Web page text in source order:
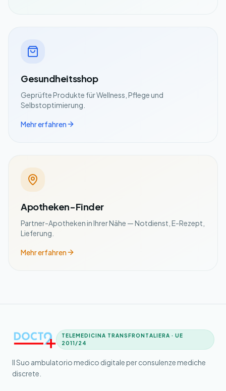
Gesundheitsshop
Geprüfte Produkte für Wellness, Pflege und
Selbstoptimierung.
Mehr erfahren
Apotheken-Finder
Partner-Apotheken in Ihrer Nähe — Notdienst, E-Rezept,
Lieferung.
Mehr erfahren
TELEMEDICINA TRANSFRONTALIERA · UE
2011/24
Il Suo ambulatorio medico digitale per consulenze mediche
discrete.